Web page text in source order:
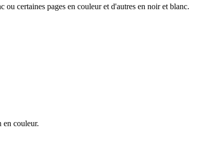
certaines pages en couleur et d'autres en noir et blanc.
en couleur.